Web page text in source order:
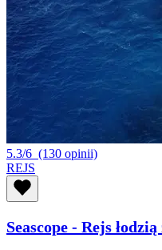
5.3/6 (130 opinii)
REJS
Seascope - Rejs